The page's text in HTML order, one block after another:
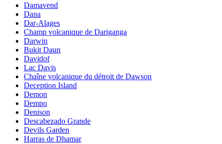
Damavend
Dana
Dar-Alages
Champ volcanique de Dariganga
Darwin
Bukit Daun
Davidof
Lac Davis
Chaîne volcanique du détroit de Dawson
Deception Island
Demon
Dempo
Denison
Descabezado Grande
Devils Garden
Harras de Dhamar